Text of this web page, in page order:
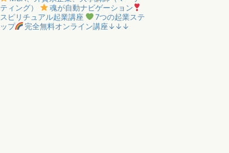
ティング）
魂が自動ナビゲーション
スピリチュアル起業講座
7つの起業ステ
ップ
完全無料オンライン講座↓↓↓